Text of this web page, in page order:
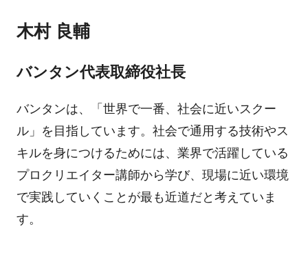
木村 良輔
バンタン代表取締役社長
バンタンは、「世界で一番、社会に近いスクー
ル」を目指しています。社会で通用する技術やス
キルを身につけるためには、業界で活躍している
プロクリエイター講師から学び、現場に近い環境
で実践していくことが最も近道だと考えていま
す。